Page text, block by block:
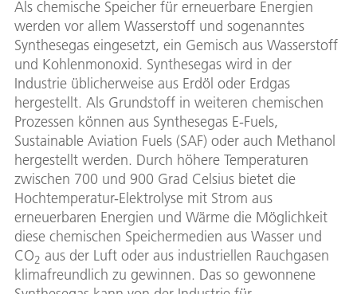
Als chemische Speicher für erneuerbare Energien
werden vor allem Wasserstoff und sogenanntes
Synthesegas eingesetzt, ein Gemisch aus Wasserstoff
und Kohlenmonoxid. Synthesegas wird in der
Industrie üblicherweise aus Erdöl oder Erdgas
hergestellt. Als Grundstoff in weiteren chemischen
Prozessen können aus Synthesegas E-Fuels,
Sustainable Aviation Fuels (SAF) oder auch Methanol
hergestellt werden. Durch höhere Temperaturen
zwischen 700 und 900 Grad Celsius bietet die
Hochtemperatur-Elektrolyse mit Strom aus
erneuerbaren Energien und Wärme die Möglichkeit
diese chemischen Speichermedien aus Wasser und
CO2 aus der Luft oder aus industriellen Rauchgasen
klimafreundlich zu gewinnen. Das so gewonnene